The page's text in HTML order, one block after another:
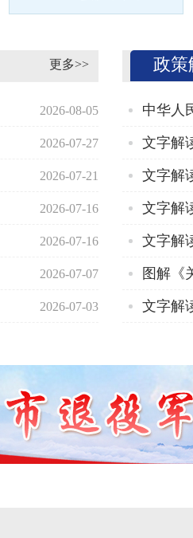
更多>>
2026-08-05
2026-07-27
2026-07-21
2026-07-16
2026-07-16
2026-07-07
2026-07-03
政策
中华人
文字解